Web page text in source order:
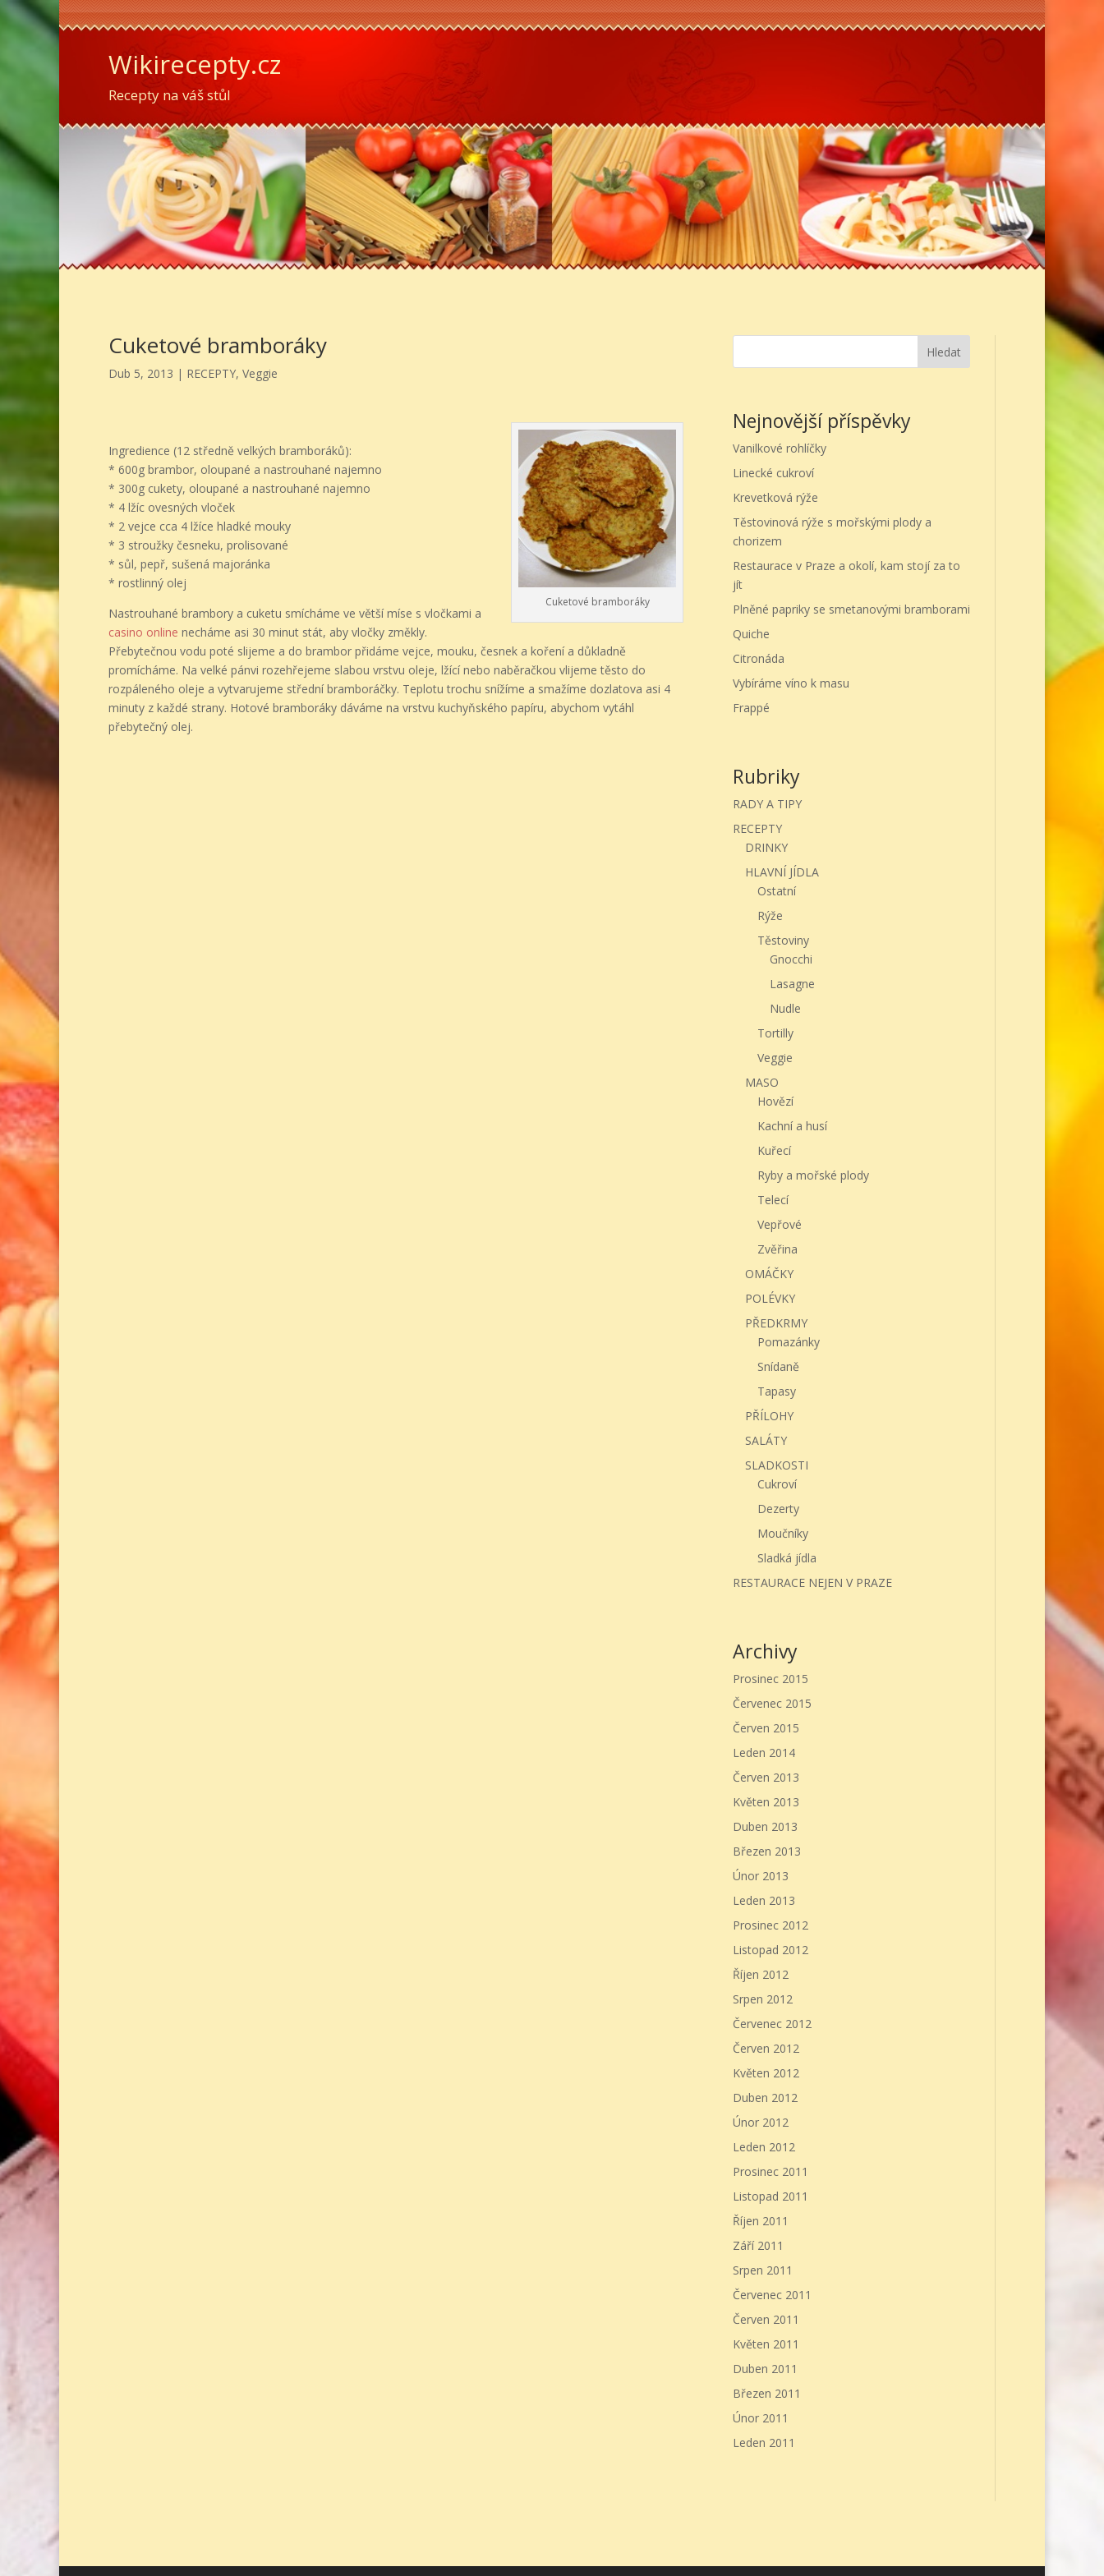
Wikirecepty.cz
Recepty na váš stůl
Cuketové bramboráky
Dub 5, 2013 | RECEPTY, Veggie
Cuketové bramboráky
Ingredience (12 středně velkých bramboráků):
* 600g brambor, oloupané a nastrouhané najemno
* 300g cukety, oloupané a nastrouhané najemno
* 4 lžíc ovesných vloček
* 2 vejce cca 4 lžíce hladké mouky
* 3 stroužky česneku, prolisované
* sůl, pepř, sušená majoránka
* rostlinný olej
Nastrouhané brambory a cuketu smícháme ve větší míse s vločkami a
casino online necháme asi 30 minut stát, aby vločky změkly.
Přebytečnou vodu poté slijeme a do brambor přidáme vejce, mouku, česnek a koření a důkladně
promícháme. Na velké pánvi rozehřejeme slabou vrstvu oleje, lžící nebo naběračkou vlijeme těsto do
rozpáleného oleje a vytvarujeme střední bramboráčky. Teplotu trochu snížíme a smažíme dozlatova asi 4
minuty z každé strany. Hotové bramboráky dáváme na vrstvu kuchyňského papíru, abychom vytáhl
přebytečný olej.
Hledat
Nejnovější příspěvky
Vanilkové rohlíčky
Linecké cukroví
Krevetková rýže
Těstovinová rýže s mořskými plody a
chorizem
Restaurace v Praze a okolí, kam stojí za to
jít
Plněné papriky se smetanovými bramborami
Quiche
Citronáda
Vybíráme víno k masu
Frappé
Rubriky
RADY A TIPY
RECEPTY
DRINKY
HLAVNÍ JÍDLA
Ostatní
Rýže
Těstoviny
Gnocchi
Lasagne
Nudle
Tortilly
Veggie
MASO
Hovězí
Kachní a husí
Kuřecí
Ryby a mořské plody
Telecí
Vepřové
Zvěřina
OMÁČKY
POLÉVKY
PŘEDKRMY
Pomazánky
Snídaně
Tapasy
PŘÍLOHY
SALÁTY
SLADKOSTI
Cukroví
Dezerty
Moučníky
Sladká jídla
RESTAURACE NEJEN V PRAZE
Archivy
Prosinec 2015
Červenec 2015
Červen 2015
Leden 2014
Červen 2013
Květen 2013
Duben 2013
Březen 2013
Únor 2013
Leden 2013
Prosinec 2012
Listopad 2012
Říjen 2012
Srpen 2012
Červenec 2012
Červen 2012
Květen 2012
Duben 2012
Únor 2012
Leden 2012
Prosinec 2011
Listopad 2011
Říjen 2011
Září 2011
Srpen 2011
Červenec 2011
Červen 2011
Květen 2011
Duben 2011
Březen 2011
Únor 2011
Leden 2011